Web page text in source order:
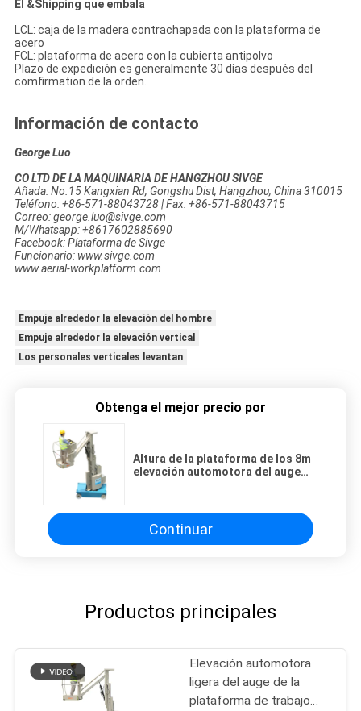
El &Shipping que embala
LCL: caja de la madera contrachapada con la plataforma de
acero
FCL: plataforma de acero con la cubierta antipolvo
Plazo de expedición es generalmente 30 días después del
comfirmation de la orden.
Información de contacto
George Luo
CO LTD DE LA MAQUINARIA DE HANGZHOU SIVGE
Añada: No.15 Kangxian Rd, Gongshu Dist, Hangzhou, China 310015
Teléfono: +86-571-88043728 | Fax: +86-571-88043715
Correo: george.luo@sivge.com
M/Whatsapp: +8617602885690
Facebook: Plataforma de Sivge
Funcionario: www.sivge.com
www.aerial-workplatform.com
Empuje alrededor la elevación del hombre
Empuje alrededor la elevación vertical
Los personales verticales levantan
Obtenga el mejor precio por
Altura de la plataforma de los 8m
elevación automotora del auge
Continuar
Productos principales
Elevación automotora
ligera del auge de la
plataforma de trabajo